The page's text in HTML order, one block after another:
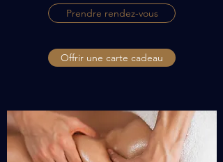
Prendre rendez-vous
Offrir une carte cadeau